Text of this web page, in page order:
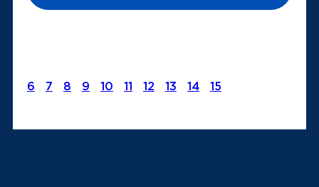
6 7 8 9 10 11 12 13 14 15